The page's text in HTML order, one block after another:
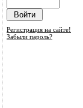
Регистрация на сайте!
Забыли пароль?